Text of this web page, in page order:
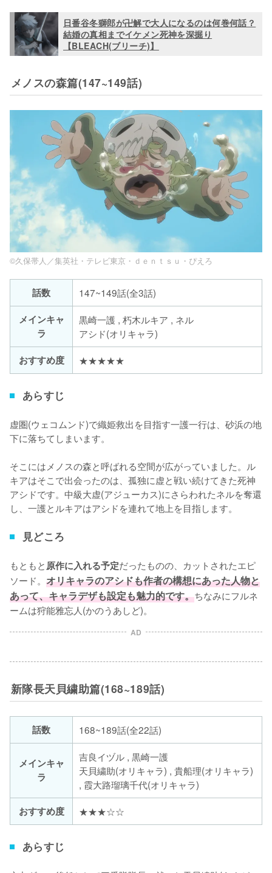
日番谷冬獅郎が卍解で大人になるのは何巻何話？
結婚の真相までイケメン死神を深掘り
【BLEACH(ブリーチ)】
メノスの森篇(147~149話)
©久保帯人／集英社・テレビ東京・ｄｅｎｔｓｕ・ぴえろ
話数
147~149話(全3話)
メインキャ
ラ
黒崎一護 , 朽木ルキア , ネル
アシド(オリキャラ)
おすすめ度
★★★★★
あらすじ
虚圏(ウェコムンド)で織姫救出を目指す一護一行は、砂浜の地
下に落ちてしまいます。
そこにはメノスの森と呼ばれる空間が広がっていました。ル
キアはそこで出会ったのは、孤独に虚と戦い続けてきた死神
アシドです。中級大虚(アジューカス)にさらわれたネルを奪還
し、一護とルキアはアシドを連れて地上を目指します。
見どころ
もともと原作に入れる予定だったものの、カットされたエピ
ソード。 オリキャラのアシドも作者の構想にあった人物と
あって、キャラデザも設定も魅力的です。ちなみにフルネ
ームは狩能雅忘人(かのうあしど)。
AD
新隊長天貝繍助篇(168~189話)
話数 168~189話(全22話)
メインキャ
ラ
吉良イヅル , 黒崎一護
天貝繍助(オリキャラ) , 貴船理(オリキャラ)
, 霞大路瑠璃千代(オリキャラ)
おすすめ度
★★★☆☆
あらすじ